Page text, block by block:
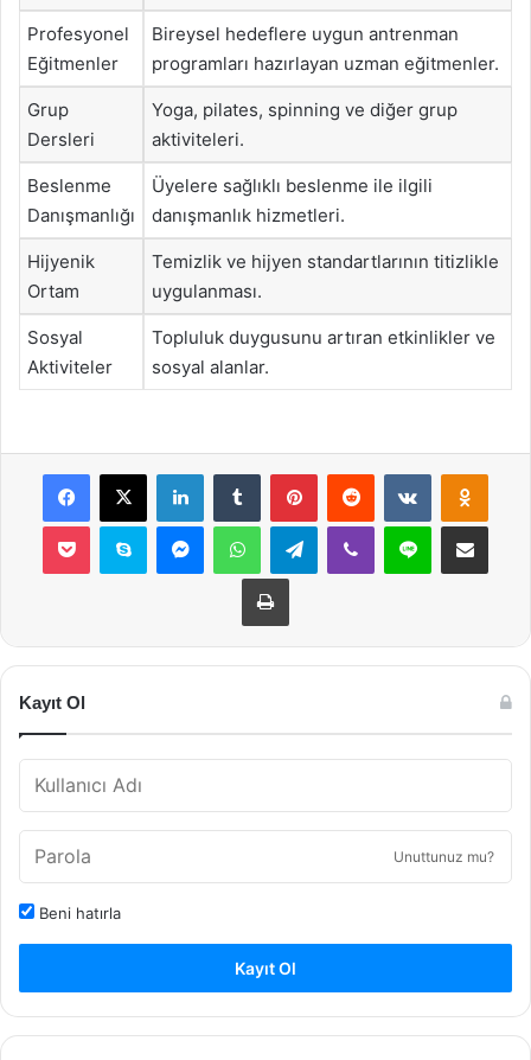
Profesyonel
Eğitmenler
Bireysel hedeflere uygun antrenman
programları hazırlayan uzman eğitmenler.
Grup
Dersleri
Yoga, pilates, spinning ve diğer grup
aktiviteleri.
Beslenme
Danışmanlığı
Üyelere sağlıklı beslenme ile ilgili
danışmanlık hizmetleri.
Hijyenik
Ortam
Temizlik ve hijyen standartlarının titizlikle
uygulanması.
Sosyal
Aktiviteler
Topluluk duygusunu artıran etkinlikler ve
sosyal alanlar.
Facebook
X LinkedInTumblr PinterestReddit VKontakte
Pocket Skype MessengerWhatsAppTelegramViber Line E-Posta ile
Yazdır
Kayıt Ol
Unuttunuz mu?
Beni hatırla
Kayıt Ol